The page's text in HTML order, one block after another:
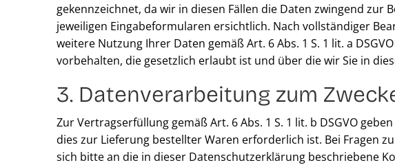
gekennzeichnet, da wir in diesen Fällen die Daten zwingend
jeweiligen Eingabeformularen ersichtlich. Nach vollständiger
weitere Nutzung Ihrer Daten gemäß Art. 6 Abs. 1 S. 1 lit. a
vorbehalten, die gesetzlich erlaubt ist und über die wir Sie in
3. Datenverarbeitung zum
Zur Vertragserfüllung gemäß Art. 6 Abs. 1 S. 1 lit. b DSGVO
dies zur Lieferung bestellter Waren erforderlich ist. Bei Fragen
sich bitte an die in dieser Datenschutzerklärung beschriebene